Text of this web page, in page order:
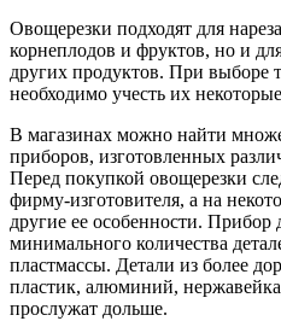
Овощерезки подходят для
корнеплодов и фруктов, но и
других продуктов. При выборе
необходимо учесть их
В магазинах можно найти
приборов, изготовленных
Перед покупкой овощерезки
фирму-изготовителя, а на
другие ее особенности. Прибор
минимального количества
пластмассы. Детали из более
пластик, алюминий,
прослужат дольше.